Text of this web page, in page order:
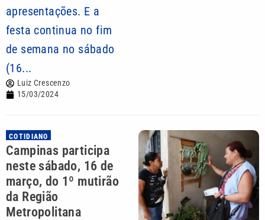
apresentações. E a
festa continua no fim
de semana no sábado
(16...
Luiz Crescenzo
15/03/2024
COTIDIANO
Campinas participa
neste sábado, 16 de
março, do 1º mutirão
da Região
Metropolitana